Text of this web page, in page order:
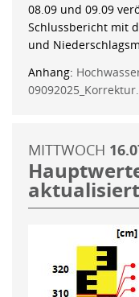
08.09 und 09.09
Schlussbericht mit
und
Anhang:
MITTWOCH
aktualisiert